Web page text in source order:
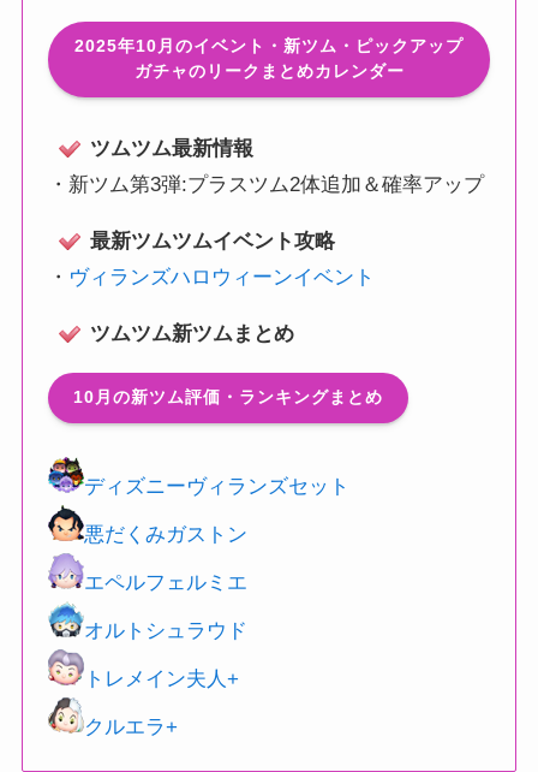
2025年10月のイベント・新ツム・ピックアップ
ガチャのリークまとめカレンダー
ツムツム最新情報
・ 新ツム第3弾:プラスツム2体追加＆確率アップ
最新ツムツムイベント攻略
・ ヴィランズハロウィーンイベント
ツムツム新ツムまとめ
10月の新ツム評価・ランキングまとめ
ディズニーヴィランズセット
悪だくみガストン
エペルフェルミエ
オルトシュラウド
トレメイン夫人+
クルエラ+